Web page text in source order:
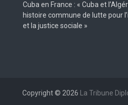
Cuba en France : « Cuba et
histoire commune de lutte pour
et la justice sociale »
Copyright © 2026 La Tribune